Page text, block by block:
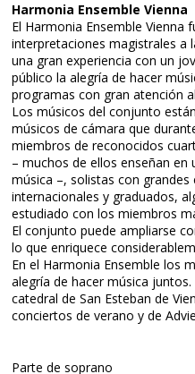
Harmonia Ensemble Vienna
El Harmonia Ensemble
interpretaciones magistrales a
una gran experiencia con un
público la alegría de hacer
programas con gran atención
Los músicos del conjunto
músicos de cámara que
miembros de reconocidos
– muchos de ellos enseñan en
música –, solistas con
internacionales y graduados,
estudiado con los miembros
El conjunto puede ampliarse
lo que enriquece
En el Harmonia Ensemble los
alegría de hacer música
catedral de San Esteban de
conciertos de verano y de
Parte de soprano